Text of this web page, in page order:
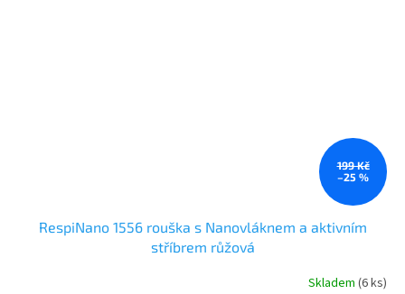
199 Kč
–25 %
RespiNano 1556 rouška s Nanovláknem a aktivním
stříbrem růžová
Skladem (6 ks)